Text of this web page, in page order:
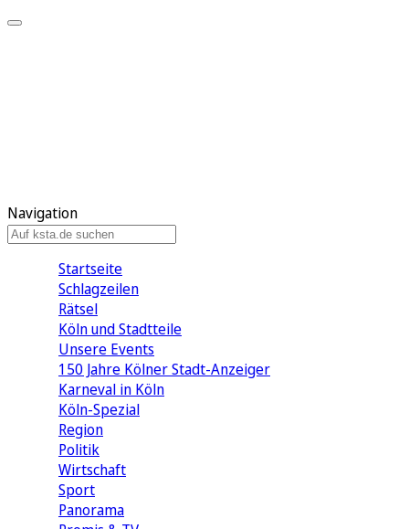
Navigation
Startseite
Schlagzeilen
Rätsel
Köln und Stadtteile
Unsere Events
150 Jahre Kölner Stadt-Anzeiger
Karneval in Köln
Köln-Spezial
Region
Politik
Wirtschaft
Sport
Panorama